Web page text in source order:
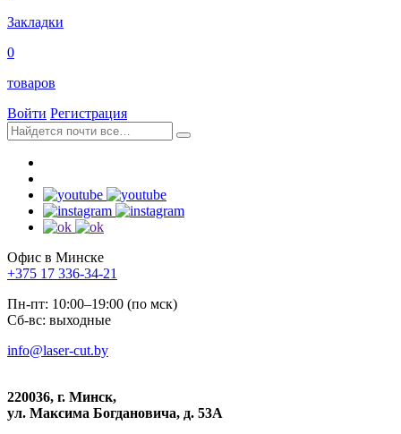
Закладки
0
товаров
Войти Регистрация
Офис в Минске
+375 17 336-34-21
Пн-пт: 10:00–19:00 (по мск)
Сб-вс: выходные
info@laser-cut.by
220036, г. Минск,
ул. Максима Богдановича, д. 53А